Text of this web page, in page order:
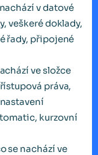
v datové
veškeré doklady,
řady, připojené
ve složce
práva,
kurzovní
se nachází ve